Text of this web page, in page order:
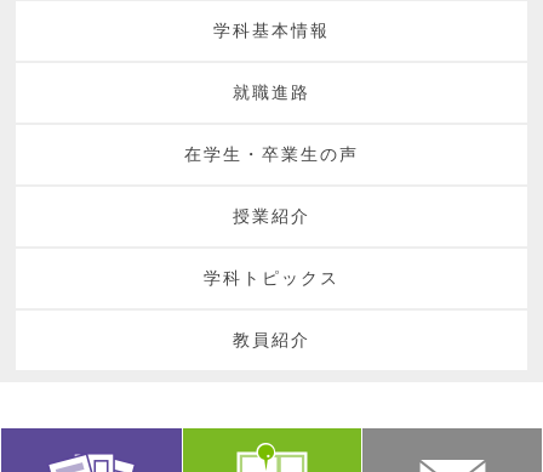
学科基本情報
就職進路
在学生・卒業生の声
授業紹介
学科トピックス
教員紹介